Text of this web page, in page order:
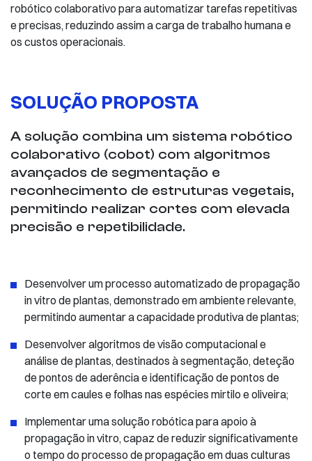
robótico colaborativo para automatizar tarefas repetitivas
e precisas, reduzindo assim a carga de trabalho humana e
os custos operacionais.
SOLUÇÃO PROPOSTA
A solução combina um sistema robótico
colaborativo (cobot) com algoritmos
avançados de segmentação e
reconhecimento de estruturas vegetais,
permitindo realizar cortes com elevada
precisão e repetibilidade.
Desenvolver um processo automatizado de propagação
in vitro de plantas, demonstrado em ambiente relevante,
permitindo aumentar a capacidade produtiva de plantas;
Desenvolver algoritmos de visão computacional e
análise de plantas, destinados à segmentação, deteção
de pontos de aderência e identificação de pontos de
corte em caules e folhas nas espécies mirtilo e oliveira;
Implementar uma solução robótica para apoio à
propagação in vitro, capaz de reduzir significativamente
o tempo do processo de propagação em duas culturas